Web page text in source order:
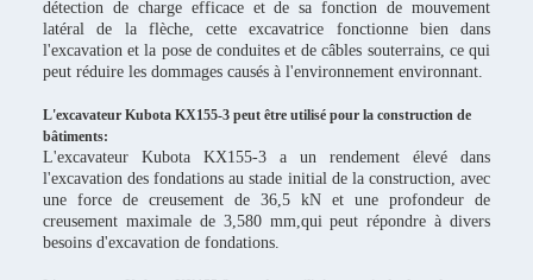
détection de charge efficace et de sa fonction de mouvement
latéral de la flèche, cette excavatrice fonctionne bien dans
l'excavation et la pose de conduites et de câbles souterrains, ce qui
peut réduire les dommages causés à l'environnement environnant.
L'excavateur Kubota KX155-3 peut être utilisé pour la construction de
bâtiments:
L'excavateur Kubota KX155-3 a un rendement élevé dans
l'excavation des fondations au stade initial de la construction, avec
une force de creusement de 36,5 kN et une profondeur de
creusement maximale de 3,580 mm,qui peut répondre à divers
besoins d'excavation de fondations.